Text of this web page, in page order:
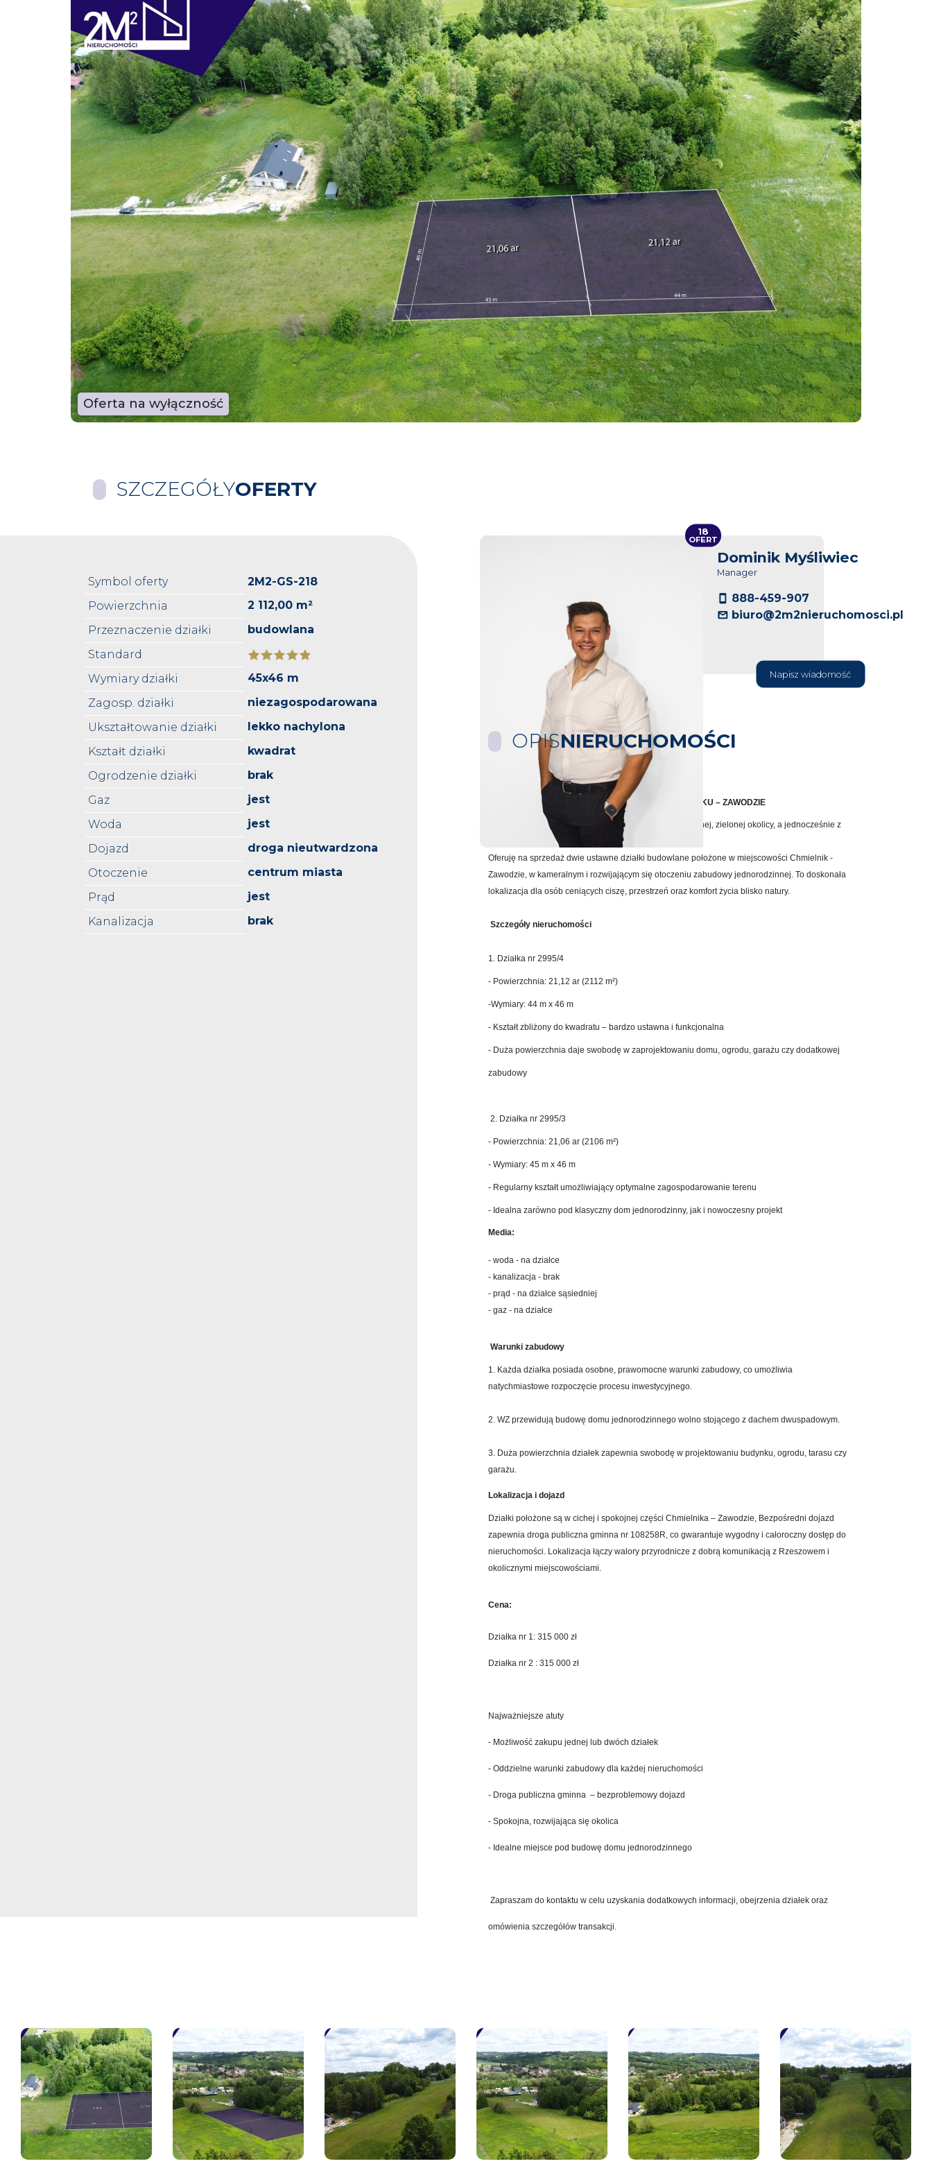
Oferta na wyłączność
SZCZEGÓŁYOFERTY
Symbol oferty
2M2-GS-218
Powierzchnia
2 112,00 m²
Przeznaczenie działki
budowlana
Standard
Wymiary działki
45x46 m
Zagosp. działki
niezagospodarowana
Ukształtowanie działki
lekko nachylona
Kształt działki
kwadrat
Ogrodzenie działki
brak
Gaz
jest
Woda
jest
Dojazd
droga nieutwardzona
Otoczenie
centrum miasta
Prąd
jest
Kanalizacja
brak
Dominik Myśliwiec
Manager
888-459-907
biuro@2m2nieruchomosci.pl
Napisz wiadomość
18
OFERT
OPISNIERUCHOMOŚCI
NA SPRZEDAŻ – DZIAŁKI BUDOWLANE W CHMIELNIKU – ZAWODZIE
Szukasz idealnego miejsca pod budowę domu w spokojnej, zielonej okolicy, a jednocześnie z
szybkim dojazdem do miasta? Ta oferta jest dla Ciebie!
Oferuję na sprzedaż dwie ustawne działki budowlane położone w miejscowości Chmielnik -
Zawodzie, w kameralnym i rozwijającym się otoczeniu zabudowy jednorodzinnej. To doskonała
lokalizacja dla osób ceniących ciszę, przestrzeń oraz komfort życia blisko natury.
Szczegóły nieruchomości
1. Działka nr 2995/4
- Powierzchnia: 21,12 ar (2112 m²)
-Wymiary: 44 m x 46 m
- Kształt zbliżony do kwadratu – bardzo ustawna i funkcjonalna
- Duża powierzchnia daje swobodę w zaprojektowaniu domu, ogrodu, garażu czy dodatkowej
zabudowy
2. Działka nr 2995/3
- Powierzchnia: 21,06 ar (2106 m²)
- Wymiary: 45 m x 46 m
- Regularny kształt umożliwiający optymalne zagospodarowanie terenu
- Idealna zarówno pod klasyczny dom jednorodzinny, jak i nowoczesny projekt
Media:
- woda - na działce
- kanalizacja - brak
- prąd - na działce sąsiedniej
- gaz - na działce
Warunki zabudowy
1. Każda działka posiada osobne, prawomocne warunki zabudowy, co umożliwia
natychmiastowe rozpoczęcie procesu inwestycyjnego.
2. WZ przewidują budowę domu jednorodzinnego wolno stojącego z dachem dwuspadowym.
3. Duża powierzchnia działek zapewnia swobodę w projektowaniu budynku, ogrodu, tarasu czy
garażu.
Lokalizacja i dojazd
Działki położone są w cichej i spokojnej części Chmielnika – Zawodzie, Bezpośredni dojazd
zapewnia droga publiczna gminna nr 108258R, co gwarantuje wygodny i całoroczny dostęp do
nieruchomości. Lokalizacja łączy walory przyrodnicze z dobrą komunikacją z Rzeszowem i
okolicznymi miejscowościami.
Cena:
Działka nr 1: 315 000 zł
Działka nr 2 : 315 000 zł
Najważniejsze atuty
- Możliwość zakupu jednej lub dwóch działek
- Oddzielne warunki zabudowy dla każdej nieruchomości
- Droga publiczna gminna – bezproblemowy dojazd
- Spokojna, rozwijająca się okolica
- Idealne miejsce pod budowę domu jednorodzinnego
Zapraszam do kontaktu w celu uzyskania dodatkowych informacji, obejrzenia działek oraz
omówienia szczegółów transakcji.